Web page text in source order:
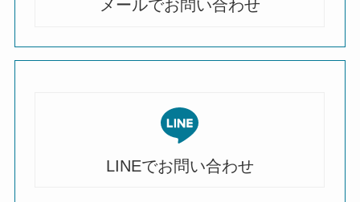
メールでお問い合わせ
LINEでお問い合わせ